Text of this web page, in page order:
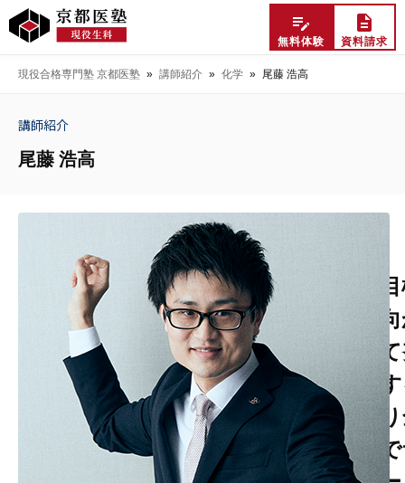
無料体験 資料請求
現役合格専門塾 京都医塾 » 講師紹介 » 化学 » 尾藤 浩高
講師紹介
尾藤 浩高